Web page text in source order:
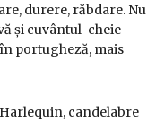
durere, răbdare. Nu
și cuvântul-cheie
portugheză, mais
candelabre